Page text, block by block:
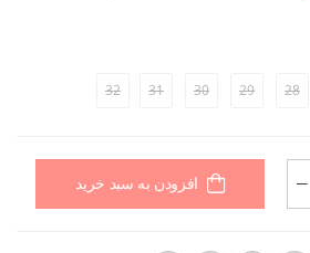
28
29
30
31
32
افزودن به سبد خرید